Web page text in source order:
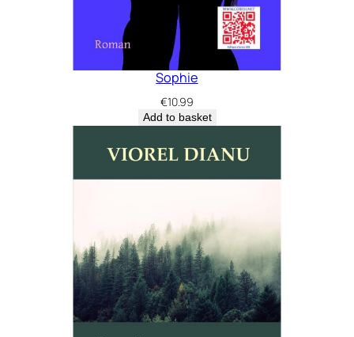
Sophie
€10.99
Add to basket